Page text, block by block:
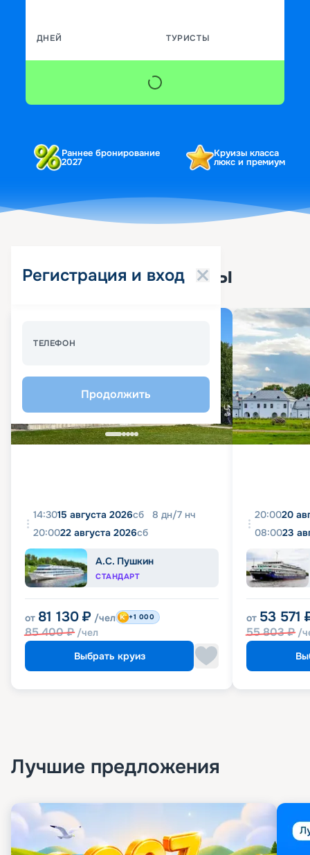
ДНЕЙ ТУРИСТЫ
Раннее бронирование
2027
Круизы класса
люкс и премиум
Регистрация и вход
ТЕЛЕФОН
Продолжить
Популярные круизы
14:3015 августа 2026сб 8 дн/7 нч
20:0022 августа 2026сб
А.С. Пушкин
СТАНДАРТ
от 81 130 ₽ /чел
85 400₽ /чел
+1 000
Выбрать круиз
20:0020
08:0023
от 53 571
55 803₽ /
Лучшие предложения